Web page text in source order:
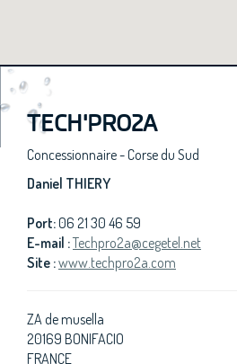
TECH'PRO2A
Concessionnaire - Corse du Sud
Daniel THIERY
Port:06 21 30 46 59
E-mail :Techpro2a@cegetel.net
Site :www.techpro2a.com
ZA de musella
20169 BONIFACIO
FRANCE